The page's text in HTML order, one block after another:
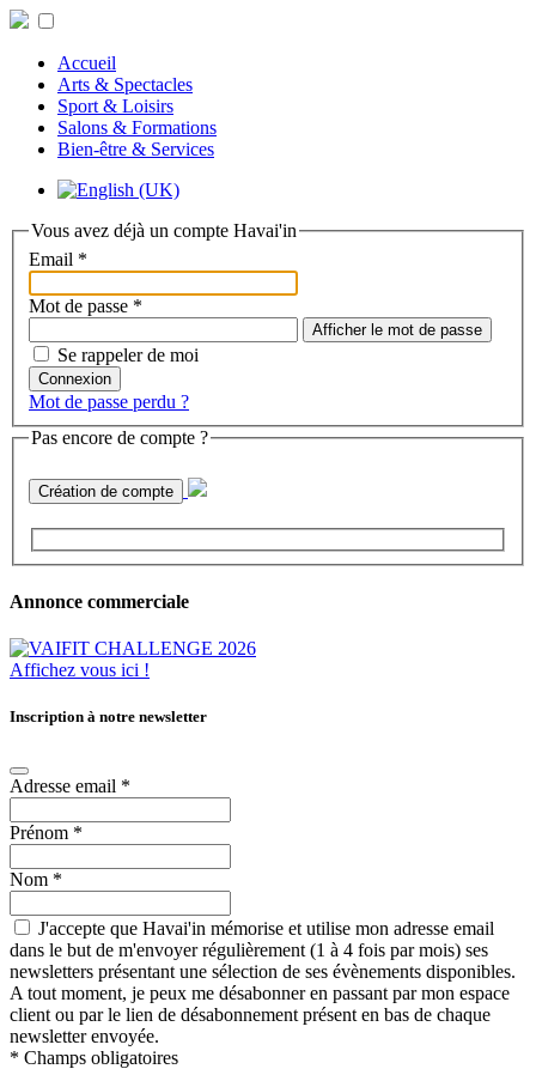
Accueil
Arts & Spectacles
Sport & Loisirs
Salons & Formations
Bien-être & Services
Vous avez déjà un compte Havai'in
Email *
Mot de passe *
Afficher le mot de passe
Se rappeler de moi
Connexion
Mot de passe perdu ?
Pas encore de compte ?
Création de compte
Annonce commerciale
Affichez vous ici !
Inscription à notre newsletter
Adresse email *
Prénom *
Nom *
J'accepte que Havai'in mémorise et utilise mon adresse email
dans le but de m'envoyer régulièrement (1 à 4 fois par mois) ses
newsletters présentant une sélection de ses évènements disponibles.
A tout moment, je peux me désabonner en passant par mon espace
client ou par le lien de désabonnement présent en bas de chaque
newsletter envoyée.
* Champs obligatoires